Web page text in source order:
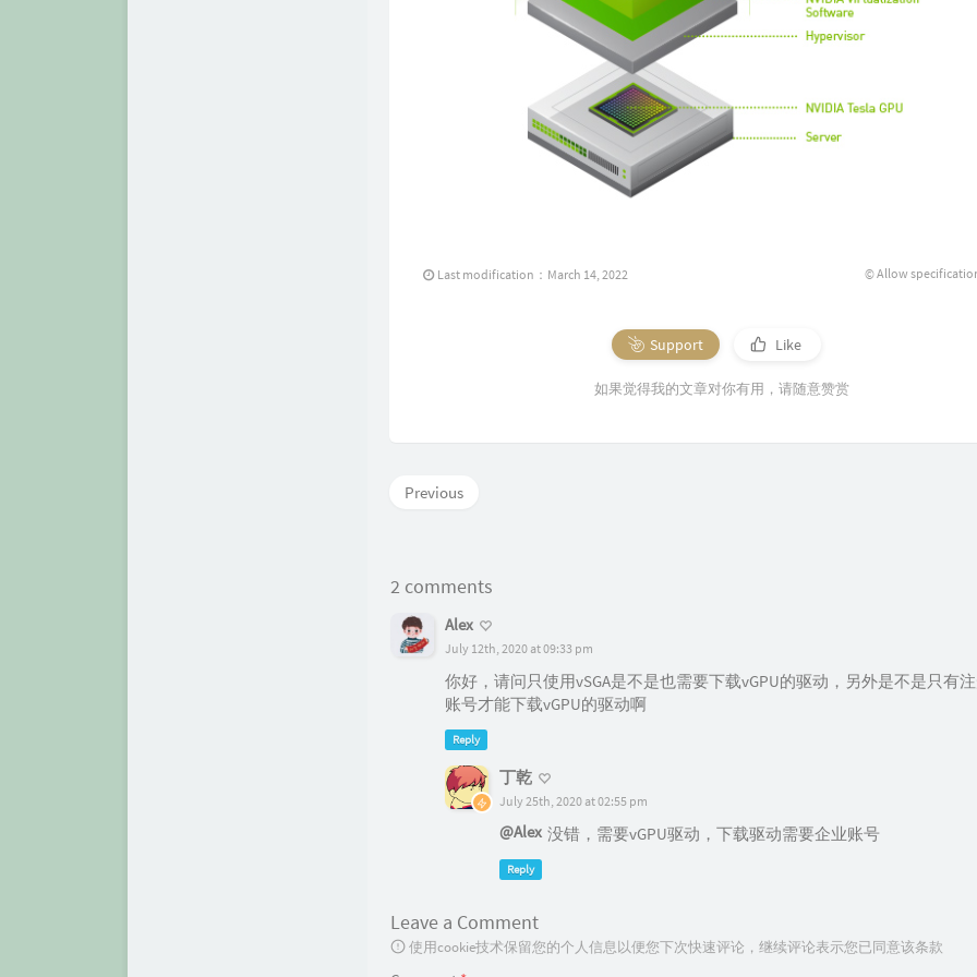
Last modification：March 14, 2022 © Allow
Support Like
如果觉得我的文章对你有用，请随意赞赏
Previous
2 comments
Alex
July 12th, 2020 at 09:33 pm
你好，请问只使用vSGA是不是也需要下载vGPU的驱动，另外是不是只有
账号才能下载vGPU的驱动啊
Reply
丁乾
July 25th, 2020 at 02:55 pm
@Alex 没错，需要vGPU驱动，下载驱动需要企业账号
Reply
Leave a Comment
使用cookie技术保留您的个人信息以便您下次快速评论，继续评论表示您已同意该条款